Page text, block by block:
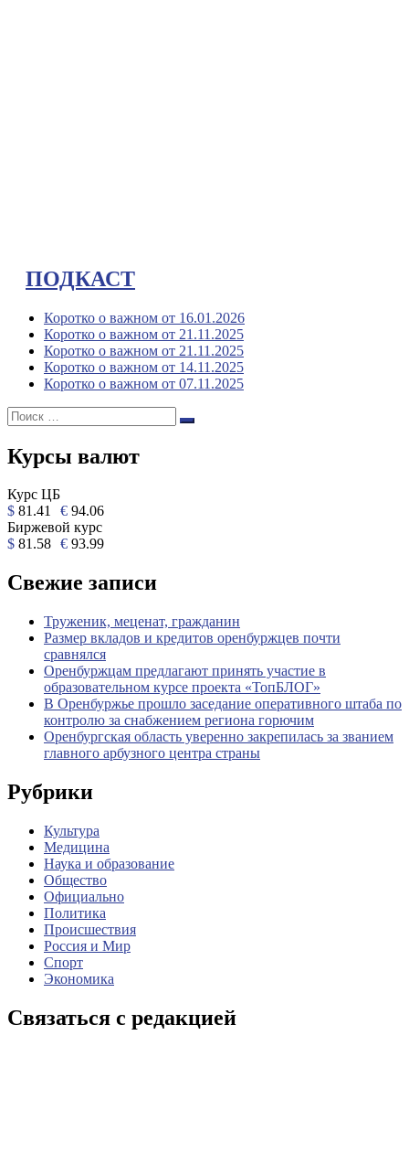
ПОДКАСТ
Коротко о важном от 16.01.2026
Коротко о важном от 21.11.2025
Коротко о важном от 21.11.2025
Коротко о важном от 14.11.2025
Коротко о важном от 07.11.2025
Поиск:
Поиск
Курсы валют
Курс ЦБ
$ 81.41 € 94.06
Биржевой курс
$ 81.58 € 93.99
Свежие записи
Труженик, меценат, гражданин
Размер вкладов и кредитов оренбуржцев почти
сравнялся
Оренбуржцам предлагают принять участие в
образовательном курсе проекта «ТопБЛОГ»
В Оренбуржье прошло заседание оперативного штаба по
контролю за снабжением региона горючим
Оренбургская область уверенно закрепилась за званием
главного арбузного центра страны
Рубрики
Культура
Медицина
Наука и образование
Общество
Официально
Политика
Происшествия
Россия и Мир
Спорт
Экономика
Связаться с редакцией